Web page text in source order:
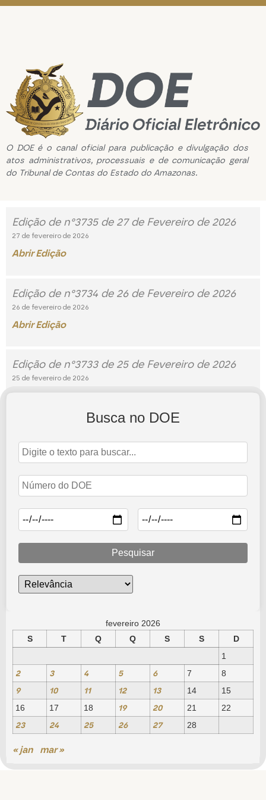
O DOE é o canal oficial para publicação e divulgação dos
atos administrativos, processuais e de comunicação geral
do Tribunal de Contas do Estado do Amazonas.
Edição de n°3735 de 27 de Fevereiro de 2026
27 de fevereiro de 2026
Abrir Edição
Edição de n°3734 de 26 de Fevereiro de 2026
26 de fevereiro de 2026
Abrir Edição
Edição de n°3733 de 25 de Fevereiro de 2026
25 de fevereiro de 2026
24 de fevereiro de 2026
Abrir Edição
1 2 3 … 5
Busca no DOE
Pesquisar
fevereiro 2026
S
T Q Q S S
D
1
2 3 4 5 6 7 8
9 10 11 12 13 14
15
16
17 18 19 20 21 22
23 24 25 26 27 28
« jan mar »